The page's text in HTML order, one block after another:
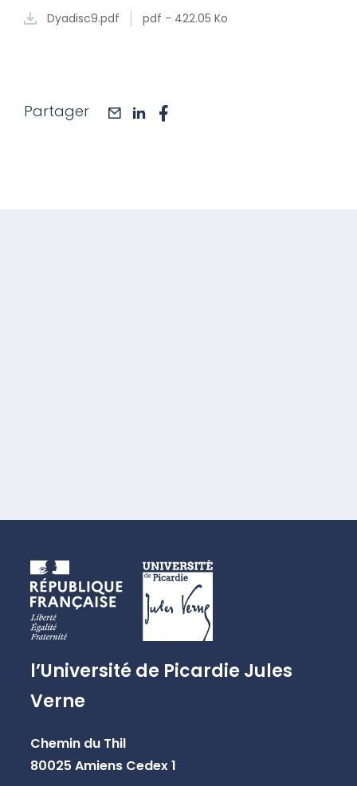
Dyadisc9.pdf pdf - 422.05 Ko
Partager maillinkedin
l’Université de Picardie Jules
Verne
Chemin du Thil
80025 Amiens Cedex 1